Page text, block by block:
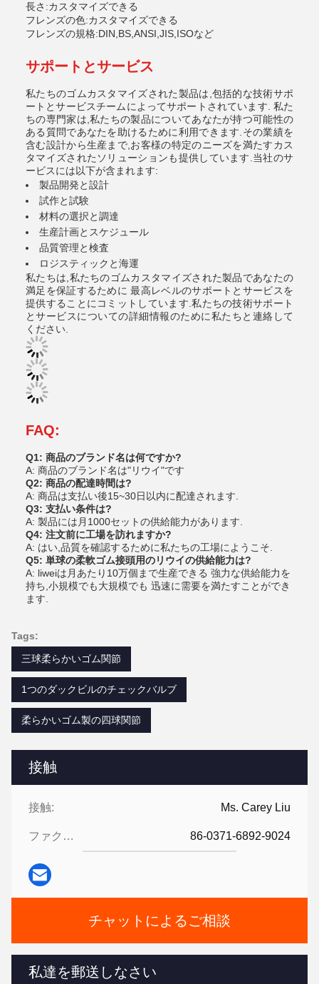
接触
接触: Ms. Carey Liu
ファクシミリ: 86-0371-6892-9024
チャットによるご相談
私達を郵送しなさい
長さ :カスタマイズできる
フレンズの色:カスタマイズできる
フレンズの規格:DIN,BS,ANSI,JIS,ISOなど
サポートとサービス
私たちのゴムカスタマイズされた製品は,包括的な技術サポ
ートとサービスチームによってサポートされています. 私た
ちの専門家は,私たちの製品についてあなたが持つ可能性の
ある質問であなたを助けるために利用できます.その業績を
含む設計から生産まで,お客様の特定のニーズを満たすカス
タマイズされたソリューションも提供しています.当社のサ
ービスには以下が含まれます:
製品開発と設計
試作と試験
材料の選択と調達
生産計画とスケジュール
品質管理と検査
ロジスティックと海運
私たちは,私たちのゴムカスタマイズされた製品であなたの
満足を保証するために 最高レベルのサポートとサービスを
提供することにコミットしています.私たちの技術サポート
とサービスについての詳細情報のために私たちと連絡して
ください.
FAQ:
Q1: 商品のブランド名は何ですか?
A: 商品のブランド名は"リウイ"です
Q2: 商品の配達時間は?
A: 商品は支払い後15~30日以内に配達されます.
Q3: 支払い条件は?
A: 製品には月1000セットの供給能力があります.
Q4: 注文前に工場を訪れますか?
A: はい,品質を確認するために私たちの工場にようこそ.
Q5: 単球の柔軟ゴム接頭用のリウイの供給能力は?
A: liweiは月あたり10万個まで生産できる 強力な供給能力を
持ち,小規模でも大規模でも 迅速に需要を満たすことができ
ます.
Tags:
三球柔らかいゴム関節
1つのダックビルのチェックバルブ
柔らかいゴム製の四球関節